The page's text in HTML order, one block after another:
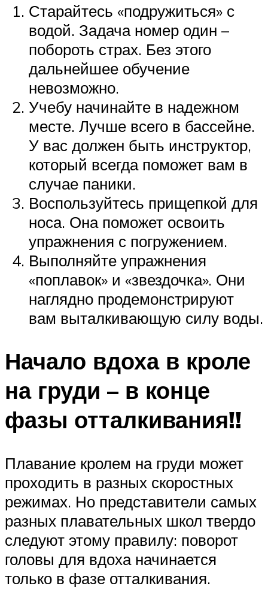
Старайтесь «подружиться» с
водой. Задача номер один –
побороть страх. Без этого
дальнейшее обучение
невозможно.
Учебу начинайте в надежном
месте. Лучше всего в бассейне.
У вас должен быть инструктор,
который всегда поможет вам в
случае паники.
Воспользуйтесь прищепкой для
носа. Она поможет освоить
упражнения с погружением.
Выполняйте упражнения
«поплавок» и «звездочка». Они
наглядно продемонстрируют
вам выталкивающую силу воды.
Начало вдоха в кроле
на груди – в конце
фазы отталкивания!!
Плавание кролем на груди может
проходить в разных скоростных
режимах. Но представители самых
разных плавательных школ твердо
следуют этому правилу: поворот
головы для вдоха начинается
только в фазе отталкивания.